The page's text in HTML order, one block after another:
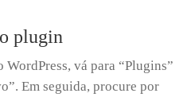
plugin
vá para “Plugins”
Em seguida, procure por